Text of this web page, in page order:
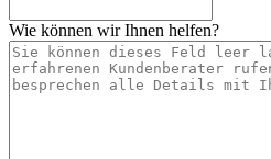
Wie können wir Ihnen helfen?